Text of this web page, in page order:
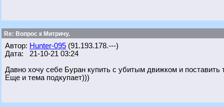
Re: Вопрос к Митричу.
Автор: Hunter-095 (91.193.178.---)
Дата: 21-10-21 03:24
Давно хочу себе Буран купить с убитым движком и
Еще и тема подкупает)))